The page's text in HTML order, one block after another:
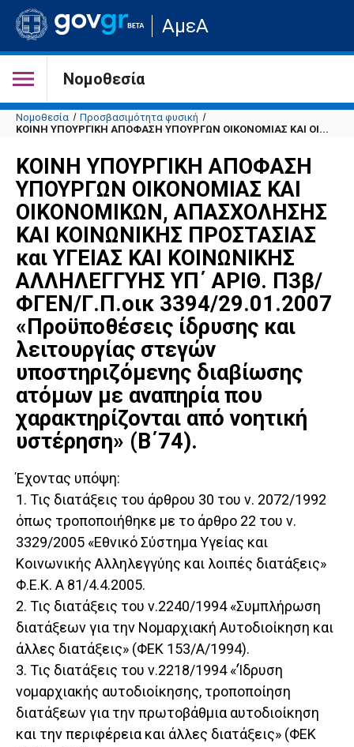
Μετάβαση
στην
σελίδα
του
ΑμεΑ
Νομοθεσία
Νομοθεσία
Προσβασιμότητα φυσική
ΚΟΙΝΗ ΥΠΟΥΡΓΙΚΗ ΑΠΟΦΑΣΗ ΥΠΟΥΡΓΩΝ ΟΙΚΟΝΟΜΙΑΣ ΚΑΙ ΟΙ...
ΚΟΙΝΗ ΥΠΟΥΡΓΙΚΗ ΑΠΟΦΑΣΗ
ΥΠΟΥΡΓΩΝ ΟΙΚΟΝΟΜΙΑΣ ΚΑΙ
ΟΙΚΟΝΟΜΙΚΩΝ, ΑΠΑΣΧΟΛΗΣΗΣ
ΚΑΙ ΚΟΙΝΩΝΙΚΗΣ ΠΡΟΣΤΑΣΙΑΣ
και ΥΓΕΙΑΣ ΚΑΙ ΚΟΙΝΩΝΙΚΗΣ
ΑΛΛΗΛΕΓΓΥΗΣ ΥΠ΄ ΑΡΙΘ. Π3β/
ΦΓΕΝ/Γ.Π.οικ 3394/29.01.2007
«Προϋποθέσεις ίδρυσης και
λειτουργίας στεγών
υποστηριζόμενης διαβίωσης
ατόμων με αναπηρία που
χαρακτηρίζονται από νοητική
υστέρηση» (Β΄74).
Έχοντας υπόψη:
1. Τις διατάξεις του άρθρου 30 του ν. 2072/1992
όπως τροποποιήθηκε με το άρθρο 22 του ν.
3329/2005 «Εθνικό Σύστημα Υγείας και
Κοινωνικής Αλληλεγγύης και λοιπές διατάξεις»
Φ.Ε.Κ. Α 81/4.4.2005.
2. Τις διατάξεις του ν.2240/1994 «Συμπλήρωση
διατάξεων για την Νομαρχιακή Αυτοδιοίκηση και
άλλες διατάξεις» (ΦΕΚ 153/Α/1994).
3. Τις διατάξεις του ν.2218/1994 «’Ίδρυση
νομαρχιακής αυτοδιοίκησης, τροποποίηση
διατάξεων για την πρωτοβάθμια αυτοδιοίκηση
και την περιφέρεια και άλλες διατάξεις» (ΦΕΚ